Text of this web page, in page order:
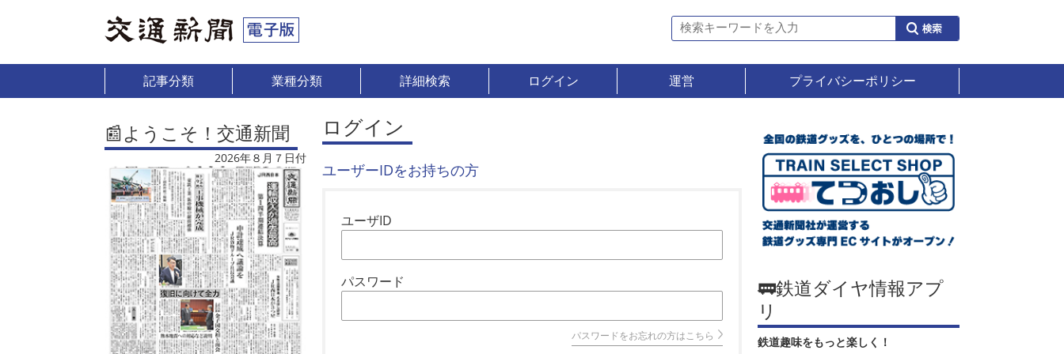
記事分類 業種分類 詳細検索 ログイン 運営 プライバシーポリシー
📰ようこそ！交通新聞
2026年８月７日付
ログイン
ユーザーIDをお持ちの方
ユーザID
パスワード
パスワードをお忘れの方はこちら
🚃鉄道ダイヤ情報アプ
リ
鉄道趣味をもっと楽しく！